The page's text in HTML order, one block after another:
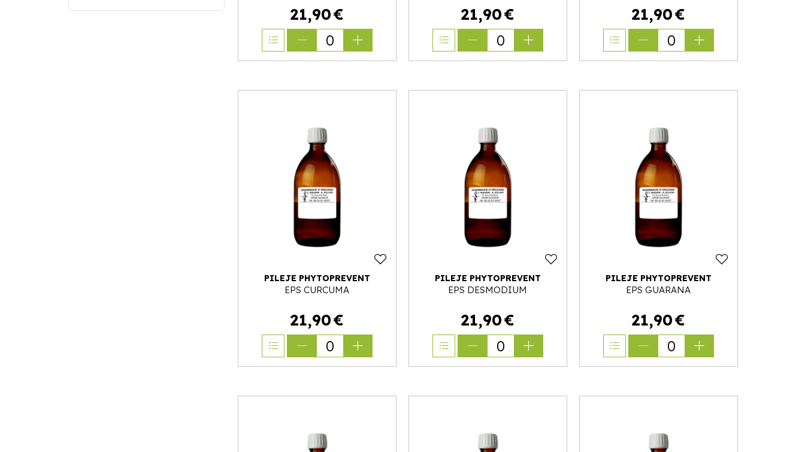
21,90€
0
21,90€
0
21,90€
0
PILEJE PHYTOPREVENT
EPS CURCUMA
21,90€
0
PILEJE PHYTOPREVENT
EPS DESMODIUM
21,90€
0
PILEJE PHYTOPREVENT
EPS GUARANA
21,90€
0